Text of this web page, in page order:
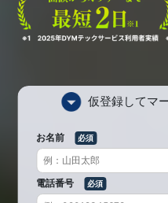
仮登録してマ
お名前
電話番号